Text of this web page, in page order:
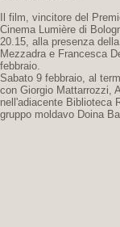
Il film, vincitore del
Cinema Lumière di
20.15, alla presenza
Mezzadra e Francesca
febbraio.
Sabato 9 febbraio, al
con Giorgio Mattarrozzi,
nell'adiacente Biblioteca
gruppo moldavo Doina